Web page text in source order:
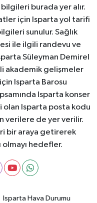
burada yer alır.
için Isparta yol tarifi
sunulur. Sağlık
ile ilgili randevu ve
Süleyman Demirel
akademik gelişmeler
Isparta Barosu
Isparta konser
Isparta posta kodu
verilere de yer verilir.
bir araya getirerek
olmayı hedefler.
Isparta Hava Durumu